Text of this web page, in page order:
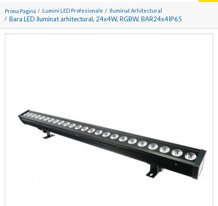
Prima Pagină Lumini LED Profesionale Iluminat Arhitectural
Bara LED iluminat arhitectural, 24x4W, RGBW, BAR24x4IP65